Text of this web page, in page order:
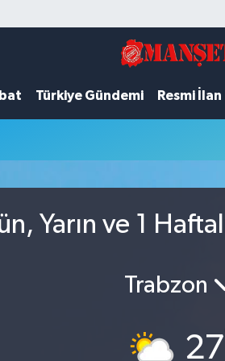
Türkiye Gündemi Resmi İlan
Yarın ve 1
Trabzon
27